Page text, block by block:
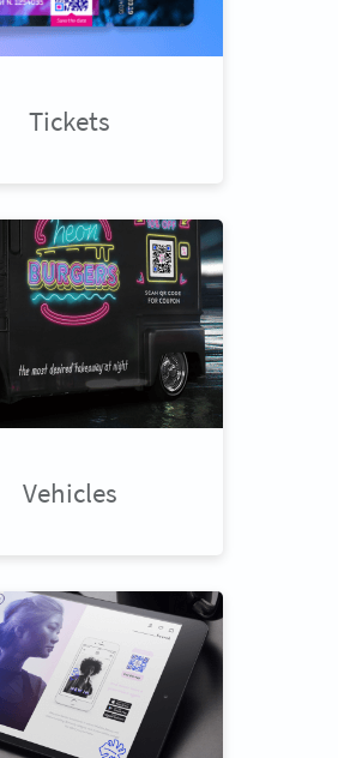
Tickets
Vehicles